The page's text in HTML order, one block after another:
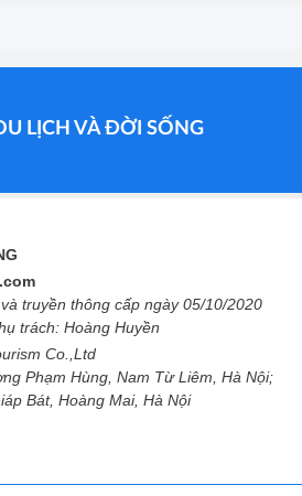
LỊCH VÀ ĐỜI SỐNG
truyền thông cấp ngày 05/10/2020
trách: Hoàng Huyền
Co.,Ltd
Phạm Hùng, Nam Từ Liêm, Hà Nội;
Bát, Hoàng Mai, Hà Nội